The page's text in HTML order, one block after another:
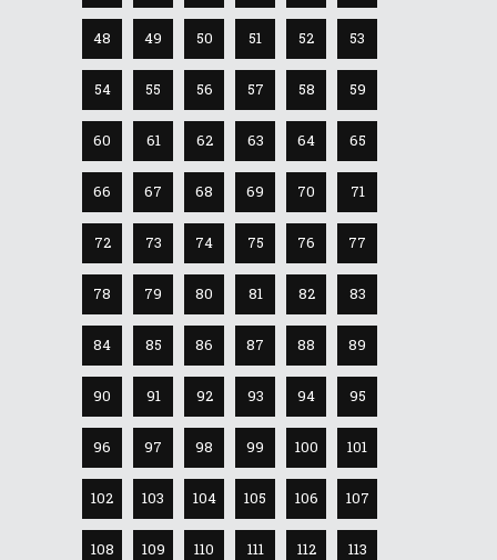
48 49 50 51 52 53
54 55 56 57 58 59
60 61 62 63 64 65
66 67 68 69 70 71
72 73 74 75 76 77
78 79 80 81 82 83
84 85 86 87 88 89
90 91 92 93 94 95
96 97 98 99 100 101
102 103 104 105 106 107
108 109 110 111 112 113